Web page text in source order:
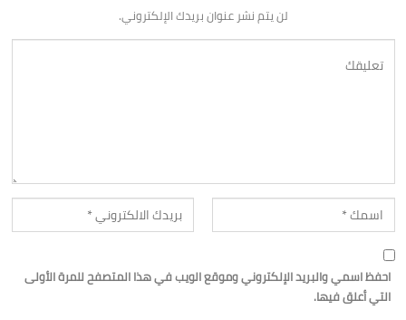
لن يتم نشر عنوان بريدك الإلكتروني.
احفظ اسمي والبريد الإلكتروني وموقع الويب في هذا المتصفح للمرة الأولى
التي أعلق فيها.